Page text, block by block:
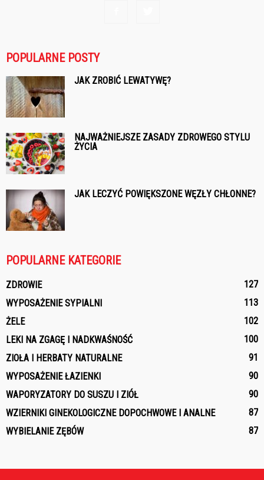
POPULARNE POSTY
JAK ZROBIĆ LEWATYWĘ?
NAJWAŻNIEJSZE ZASADY ZDROWEGO STYLU
ŻYCIA
JAK LECZYĆ POWIĘKSZONE WĘZŁY CHŁONNE?
POPULARNE KATEGORIE
ZDROWIE
127
WYPOSAŻENIE SYPIALNI
113
ŻELE
102
LEKI NA ZGAGĘ I NADKWAŚNOŚĆ
100
ZIOŁA I HERBATY NATURALNE
91
WYPOSAŻENIE ŁAZIENKI
90
WAPORYZATORY DO SUSZU I ZIÓŁ
90
WZIERNIKI GINEKOLOGICZNE DOPOCHWOWE I ANALNE
87
WYBIELANIE ZĘBÓW
87